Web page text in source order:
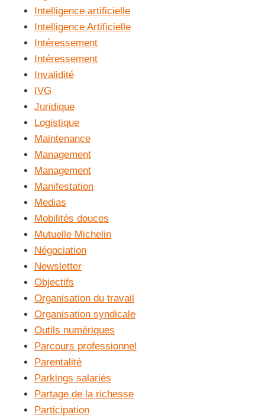
Intelligence artificielle
Intelligence Artificielle
Intéressement
Intéressement
Invalidité
IVG
Juridique
Logistique
Maintenance
Management
Management
Manifestation
Medias
Mobilités douces
Mutuelle Michelin
Négociation
Newsletter
Objectifs
Organisation du travail
Organisation syndicale
Outils numériques
Parcours professionnel
Parentalité
Parkings salariés
Partage de la richesse
Participation